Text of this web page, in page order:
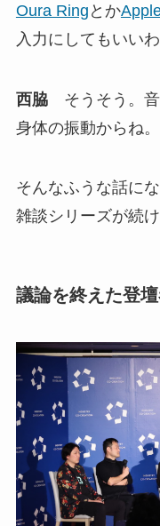
Oura Ring とか
入力にしてもいい
西脇そうそう。音
身体の振動からね。
そんなふうな話に
雑談シリーズが続け
議論を終えた登